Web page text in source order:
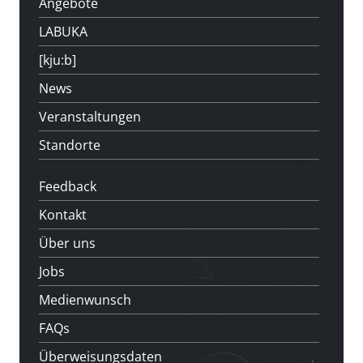
Angebote
LABUKA
[kju:b]
News
Veranstaltungen
Standorte
Feedback
Kontakt
Über uns
Jobs
Medienwunsch
FAQs
Überweisungsdaten